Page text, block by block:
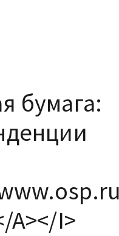
бумага:
A></I>